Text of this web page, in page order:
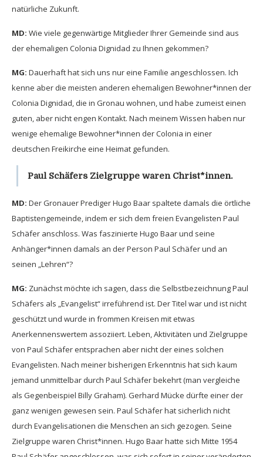
natürliche Zukunft.
MD: Wie viele gegenwärtige Mitglieder Ihrer Gemeinde sind aus
der ehemaligen Colonia Dignidad zu Ihnen gekommen?
MG: Dauerhaft hat sich uns nur eine Familie angeschlossen. Ich
kenne aber die meisten anderen ehemaligen Bewohner*innen der
Colonia Dignidad, die in Gronau wohnen, und habe zumeist einen
guten, aber nicht engen Kontakt. Nach meinem Wissen haben nur
wenige ehemalige Bewohner*innen der Colonia in einer
deutschen Freikirche eine Heimat gefunden.
Paul Schäfers Zielgruppe waren Christ*innen.
MD: Der Gronauer Prediger Hugo Baar spaltete damals die örtliche
Baptistengemeinde, indem er sich dem freien Evangelisten Paul
Schäfer anschloss. Was faszinierte Hugo Baar und seine
Anhänger*innen damals an der Person Paul Schäfer und an
seinen „Lehren“?
MG: Zunächst möchte ich sagen, dass die Selbstbezeichnung Paul
Schäfers als „Evangelist“ irreführend ist. Der Titel war und ist nicht
geschützt und wurde in frommen Kreisen mit etwas
Anerkennenswertem assoziiert. Leben, Aktivitäten und Zielgruppe
von Paul Schäfer entsprachen aber nicht der eines solchen
Evangelisten. Nach meiner bisherigen Erkenntnis hat sich kaum
jemand unmittelbar durch Paul Schäfer bekehrt (man vergleiche
als Gegenbeispiel Billy Graham). Gerhard Mücke dürfte einer der
ganz wenigen gewesen sein. Paul Schäfer hat sicherlich nicht
durch Evangelisationen die Menschen an sich gezogen. Seine
Zielgruppe waren Christ*innen. Hugo Baar hatte sich Mitte 1954